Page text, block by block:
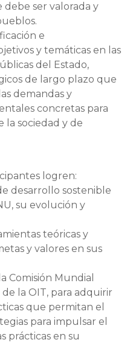
ser valorada y
e
y temáticas en las
del Estado,
de largo plazo que
demandas y
concretas para
la sociedad y de
logren:
desarrollo sostenible
su evolución y
teóricas y
y valores en sus
Comisión Mundial
la OIT, para adquirir
que permitan el
para impulsar el
prácticas en su